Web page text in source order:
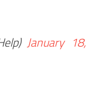
January 18,